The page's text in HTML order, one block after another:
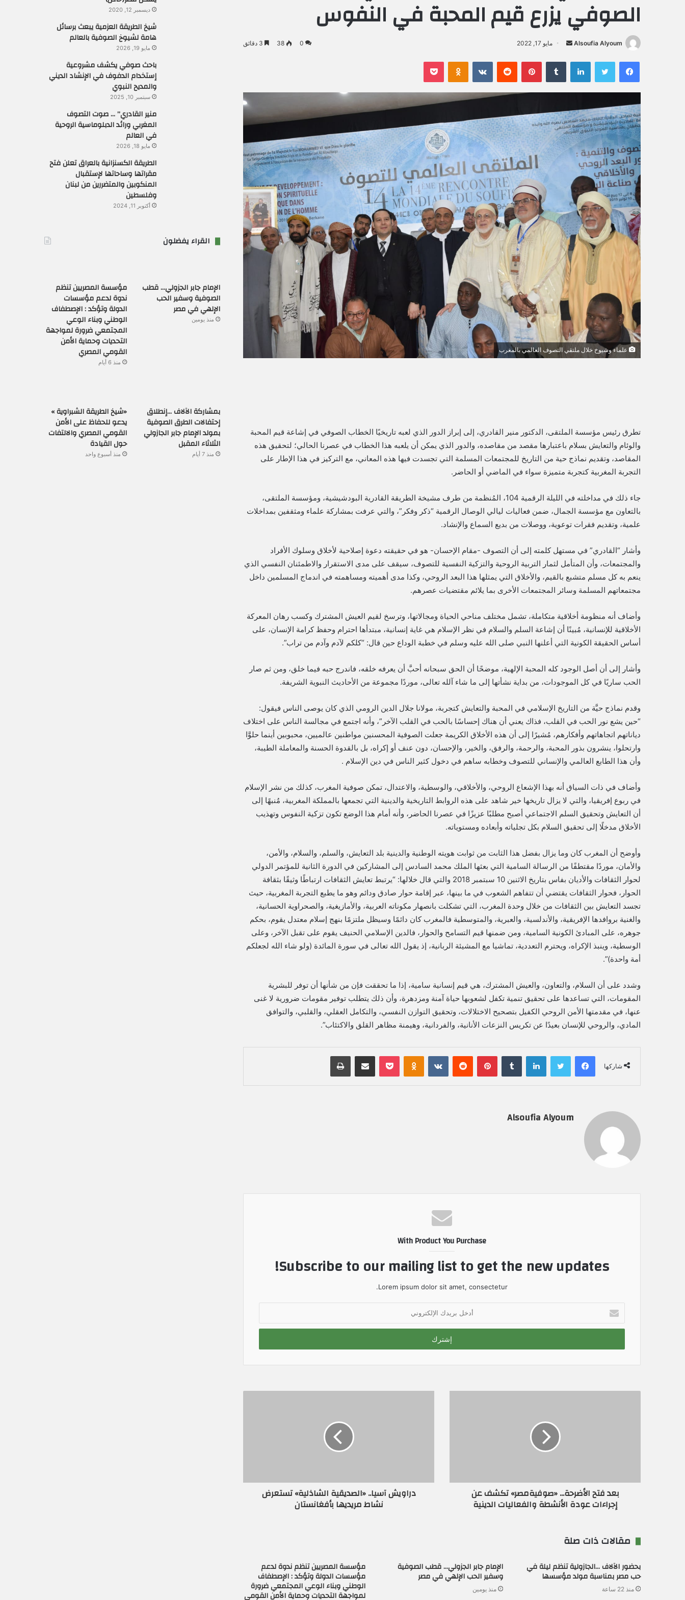
الصوفي يزرع قيم المحبة في النفوس
Alsoufia Alyoum
ل
ب
ي
د
ا
و
ن
ي
ا
مايو 17, 2022 0
38
فيسبوك لينكدإن بينتيريست
علماء وشيوخ خلال ملتقي التصوف العالمي بالمغرب
تطرق رئيس مؤسسة الملتقى، الدكتور منير القادري، إلى إبراز الدور الذي لعبه تاريخيًا الخطاب الصوفي في إشاعة قيم المحبة
والوئام والتعايش بسلام باعتبارها مقصد من مقاصده، والدور الذي يمكن أن يلعبه هذا الخطاب في عصرنا الحالي؛ لتحقيق هذه
المقاصد، وتقديم نماذج حية من التاريخ للمجتمعات المسلمة التي تجسدت فيها هذه المعاني، مع التركيز في هذا الإطار على
التجربة المغربية كتجربة متميزة سواء في الماضي أو الحاضر.
جاء ذلك في مداخلته في الليلة الرقمية 104، المُنظمة من طرف مشيخة الطريقة القادرية البودشيشية، ومؤسسة الملتقى،
بالتعاون مع مؤسسة الجمال، ضمن فعاليات ليالي الوصال الرقمية “ذكر وفكر”، والتي عرفت بمشاركة علماء ومثقفين بمداخلات
علمية، وتقديم فقرات توعوية، ووصلات من بديع السماع والإنشاد.
وأشار “القادري” في مستهل كلمته إلى أن التصوف -مقام الإحسان- هو في حقيقته دعوة إصلاحية لأخلاق وسلوك الأفراد
والمجتمعات، وأن المتأمل لثمار التربية الروحية والتزكية النفسية للتصوف، سيقف على مدى الاستقرار والاطمئنان النفسي الذي
ينعم به كل مسلم متشبع بالقيم، والأخلاق التي يمثلها هذا البعد الروحي، وكذا مدى أهميته ومساهمته في اندماج المسلمين داخل
مجتمعاتهم المسلمة وسائر المجتمعات الأخرى بما يلائم مقتضيات عصرهم.
وأضاف أنه منظومة أخلاقية متكاملة، تشمل مختلف مناحي الحياة ومجالاتها، وترسخ لقيم العيش المشترك وكسب رهان المعركة
الأخلاقية للإنسانية، مُبينًا أن إشاعة السلم والسلام في نظر الإسلام هي غاية إنسانية، مبتدأها احترام وحفظ كرامة الإنسان، على
أساس الحقيقة الكونية التي أعلنها النبي صلى الله عليه وسلم في خطبة الوداع حين قال: “كلكم لآدم وآدم من تراب”.
وأشار إلى أن أصل الوجود كله المحبة الإلهية، موضحًا أن الحق سبحانه أحبَّ أن يعرفه خلقه، فاندرج حبه فيما خلق، ومن ثم صار
الحب ساريًا في كل الموجودات، من بداية نشأتها إلى ما شاء آلله تعالى، موردًا مجموعة من الأحاديث النبوية الشريفة.
وقدم نماذج حيَّة من التاريخ الإسلامي في المحبة والتعايش كتجربة، مولانا جلال الدين الرومي الذي كان يوصى الناس فيقول:
“حين يشع نور الحب في القلب، فذاك يعني أن هناك إحساسًا بالحب في القلب الآخر”، وأنه اجتمع في مجالسة الناس على اختلاف
دياناتهم اتجاهاتهم وأفكارهم، مُشيرًا إلى أن هذه الأخلاق الكريمة جعلت الصوفية المحسنين مواطنين عالميين، محبوبين أينما حلوَّا
وارتحلوا، ينشرون بذور المحبة، والرحمة، والرفق، والخير، والإحسان، دون عنف أو إكراه، بل بالقدوة الحسنة والمعاملة الطيبة،
وأن هذا الطابع العالمي والإنساني للتصوف وخطابه ساهم في دخول كثير الناس في دين الإسلام .
وأضاف في ذات السياق أنه بهذا الإشعاع الروحي، والأخلاقي، والوسطية، والاعتدال، تمكن صوفية المغرب، كذلك من نشر الإسلام
في ربوع إفريقيا، والتي لا يزال تاريخها خير شاهد على هذه الروابط التاريخية والدينية التي تجمعها بالمملكة المغربية، مُنبهًا إلى
أن التعايش وتحقيق السلم الاجتماعي أصبح مطلبًا عزيزًا في عصرنا الحاضر، وأنه أمام هذا الوضع تكون تزكية النفوس وتهذيب
الأخلاق مدخلًا إلى تحقيق السلام بكل تجلياته وأبعاده ومستوياته.
وأوضح أن المغرب كان وما يزال بفضل هذا الثابت من ثوابت هويته الوطنية والدينية بلد التعايش، والسلم، والسلام، والأمن،
والأمان، موردًا مقتطفًا من الرسالة السامية التي بعثها الملك محمد السادس إلى المشاركين في الدورة الثانية للمؤتمر الدولي
لحوار الثقافات والأديان بفاس بتاريخ الاثنين 10 سبتمبر 2018 والتي قال خلالها: “يرتبط تعايش الثقافات ارتباطًا وثيقًا بثقافة
الحوار، فحوار الثقافات يقتضي أن تتفاهم الشعوب في ما بينها، عبر إقامة حوار صادق ودائم وهو ما يطبع التجربة المغربية، حيث
تجسد التعايش بين الثقافات من خلال وحدة المغرب، التي تشكلت بانصهار مكوناته العربية، والأمازيغية، والصحراوية الحسانية،
والغنية بروافدها الإفريقية، والأندلسية، والعبرية، والمتوسطية فالمغرب كان دائمًا وسيظل ملتزمًا بنهج إسلام معتدل يقوم، بحكم
جوهره، على المبادئ الكونية السامية، ومن ضمنها قيم التسامح والحوار، فالدين الإسلامي الحنيف يقوم على تقبل الآخر، وعلى
الوسطية، وينبذ الإكراه، ويحترم التعددية، تماشيا مع المشيئة الربانية، إذ يقول الله تعالى في سورة المائدة (ولو شاء الله لجعلكم
أمة واحدة)”.
وشدد على أن السلام، والتعاون، والعيش المشترك، هي قيم إنسانية سامية، إذا ما تحققت فإن من شأنها أن توفر للبشرية
المقومات، التي تساعدها على تحقيق تنمية تكفل لشعوبها حياة آمنة ومزدهرة، وأن ذلك يتطلب توفير مقومات ضرورية لا غنى
عنها، في مقدمتها الأمن الروحي الكفيل بتصحيح الاختلالات، وتحقيق التوازن النفسي، والتكامل العقلي، والقلبي، والتوافق
المادي، والروحي للإنسان بعيدًا عن تكريس النزعات الأنانية، والفردانية، وهيمنة مظاهر القلق والاكتئاب”.
شاركها
فيسبوك لينكدإن بينتيريست بوكيت
Alsoufia Alyoum
With Product You Purchase
Subscribe to our mailing list to get the new updates!
Lorem ipsum dolor sit amet, consectetur.
خ
ب
ك
بعد فتح الأضرحة... «صوفيةمصر» تكشف عن
إجراءات عودة الأنشطة والفعاليات الدينية
دراويش آسيا.. «الصديقية الشاذلية» تستعرض
نشاط مريديها بأفغانستان
مقالات ذات صلة
بحضور الآلاف …الجازولية تنظم ليلة في
حب مصر بمناسبة مولد مؤسسها
منذ 22 ساعة
الإمام جابر الجزولي… قطب الصوفية
وسفير الحب الإلهي في مصر
منذ يومين
مؤسسة المصريين تنظم ندوة لدعم
مؤسسات الدولة وتؤكد : الإصطفاف
الوطني وبناء الوعي المجتمعي ضرورة
لمواجهة التحديات وحماية الأمن القومي
ديسمبر 12, 2020
شيخ الطريقة العزمية يبعث برسائل
هامة لشيوخ الصوفية بالعالم
مايو 19, 2026
باحث صوفي يكشف مشروعية
إستخدام الدفوف في الإنشاد الديني
والمديح النبوي
سبتمبر 10, 2025
منير القادري” … صوت التصوف
المغربي ورائد الدبلوماسية الروحية
في العالم
مايو 18, 2026
الطريقة الكسنزانية بالعراق تعلن فتح
مقراتها وساحاتها لإستقبال
المنكوبين والمتضررين من لبنان
وفلسطين
أكتوبر 11, 2024
القراء يفضلون
الإمام جابر الجزولي… قطب
الصوفية وسفير الحب
الإلهي في مصر
منذ يومين
مؤسسة المصريين تنظم
ندوة لدعم مؤسسات
الدولة وتؤكد : الإصطفاف
الوطني وبناء الوعي
المجتمعي ضرورة لمواجهة
التحديات وحماية الأمن
القومي المصري
منذ 6 أيام
بمشاركة الآلاف …إنطلاق
إحتفالات الطرق الصوفية
بمولد الإمام جابر الجازولي
الثلاثاء المقبل
منذ 7 أيام
«شيخ الطريقة الشبراوية »
يدعو للحفاظ على الأمن
القومي المصري والالتفات
حول القيادة
منذ أسبوع واحد